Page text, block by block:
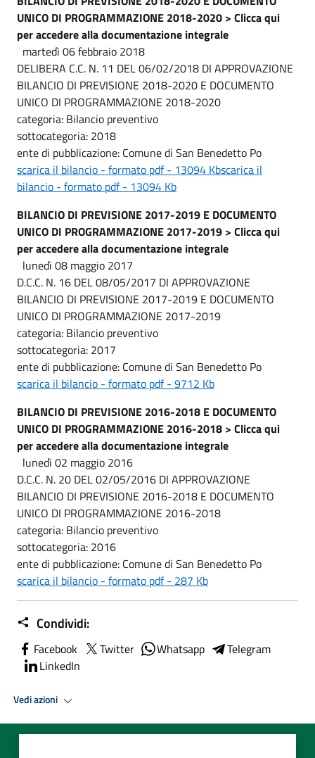
UNICO DI PROGRAMMAZIONE 2018-2020 > Clicca qui
per accedere alla documentazione integrale
martedì 06 febbraio 2018
DELIBERA C.C. N. 11 DEL 06/02/2018 DI APPROVAZIONE
BILANCIO DI PREVISIONE 2018-2020 E DOCUMENTO
UNICO DI PROGRAMMAZIONE 2018-2020
categoria: Bilancio preventivo
sottocategoria: 2018
ente di pubblicazione: Comune di San Benedetto Po
scarica il bilancio - formato pdf - 13094 Kbscarica il
bilancio - formato pdf - 13094 Kb
BILANCIO DI PREVISIONE 2017-2019 E DOCUMENTO
UNICO DI PROGRAMMAZIONE 2017-2019 > Clicca qui
per accedere alla documentazione integrale
lunedì 08 maggio 2017
D.C.C. N. 16 DEL 08/05/2017 DI APPROVAZIONE
BILANCIO DI PREVISIONE 2017-2019 E DOCUMENTO
UNICO DI PROGRAMMAZIONE 2017-2019
categoria: Bilancio preventivo
sottocategoria: 2017
ente di pubblicazione: Comune di San Benedetto Po
scarica il bilancio - formato pdf - 9712 Kb
BILANCIO DI PREVISIONE 2016-2018 E DOCUMENTO
UNICO DI PROGRAMMAZIONE 2016-2018 > Clicca qui
per accedere alla documentazione integrale
lunedì 02 maggio 2016
D.C.C. N. 20 DEL 02/05/2016 DI APPROVAZIONE
BILANCIO DI PREVISIONE 2016-2018 E DOCUMENTO
UNICO DI PROGRAMMAZIONE 2016-2018
categoria: Bilancio preventivo
sottocategoria: 2016
ente di pubblicazione: Comune di San Benedetto Po
scarica il bilancio - formato pdf - 287 Kb
Condividi:
Facebook Twitter Whatsapp
Telegram
LinkedIn
Vedi azioni